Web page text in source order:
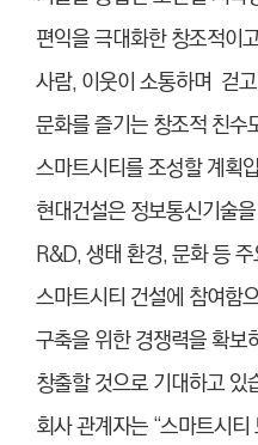
편익을 극대화한 창조적이
사람, 이웃이 소통하며 걷
문화를 즐기는 창조적 친수
스마트시티를 조성할 계획
현대건설은 정보통신기술
R&D, 생태 환경, 문화 등
스마트시티 건설에 참여함
구축을 위한 경쟁력을 확보
창출할 것으로 기대하고 있
회사 관계자는 “스마트시